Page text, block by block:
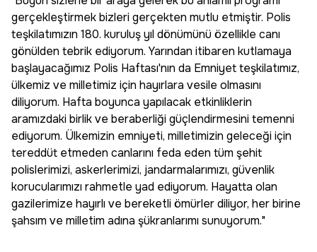
gerçekleştirmek bizleri gerçekten mutlu etmiştir. Polis
teşkilatımızın 180. kuruluş yıl dönümünü özellikle canı
gönülden tebrik ediyorum. Yarından itibaren kutlamaya
başlayacağımız Polis Haftası'nın da Emniyet teşkilatımız,
ülkemiz ve milletimiz için hayırlara vesile olmasını
diliyorum. Hafta boyunca yapılacak etkinliklerin
aramızdaki birlik ve beraberliği güçlendirmesini temenni
ediyorum. Ülkemizin emniyeti, milletimizin geleceği için
tereddüt etmeden canlarını feda eden tüm şehit
polislerimizi, askerlerimizi, jandarmalarımızı, güvenlik
korucularımızı rahmetle yad ediyorum. Hayatta olan
gazilerimize hayırlı ve bereketli ömürler diliyor, her birine
şahsım ve milletim adına şükranlarımı sunuyorum."